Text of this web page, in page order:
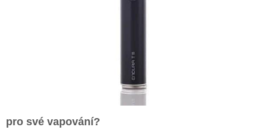
pro své vapování?